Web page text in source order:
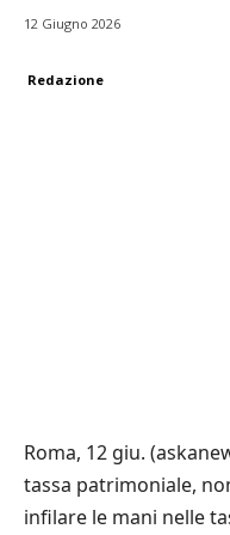
12 Giugno 2026
Redazione
Roma, 12 giu.
tassa patrimoniale,
infilare le mani nelle